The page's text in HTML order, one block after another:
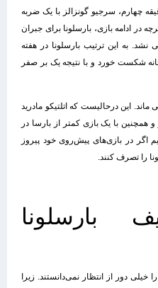
سرجیو گونزالز با یک ضربه
ادامه بازی، بارسلونا برای جبران
به این ترتیب بارسلونا در هفته
شکست خورد و با نتیجه یک بر صفر
امتیاز بارسلونا همان ۳۸ باقی ماند. این درحالیست که اتلتیکو مادرید
ترتیب با ۳۸ و ۳۷ امتیاز و همچنین با یک بازی کمتر از بارسا در
اگر در بازی‌های پیش‌روی خود پیروز
را تصرف کنند.
بارسلونا
دور از انتظار نمی‌دانستند. زیرا